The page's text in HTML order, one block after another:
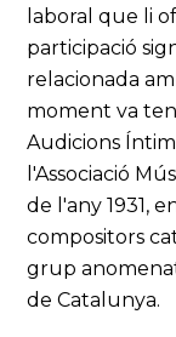
laboral que li
participació
relacionada
moment va
Audicions
l'Associació
de l'any 1931,
compositors
grup
de Catalunya.